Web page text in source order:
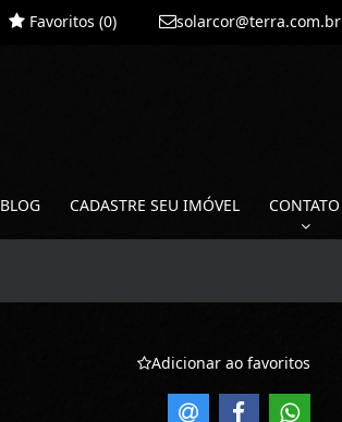
solarcor@terra.com.br
Favoritos (0)
BLOG CADASTRE SEU IMÓVEL CONTATO
Adicionar ao favoritos